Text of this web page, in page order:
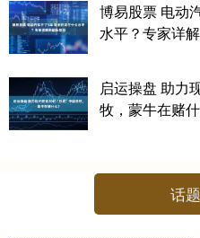
博易股票 电动
水平？专家详
启运操盘 助力
牧，蒙牛在赌
话